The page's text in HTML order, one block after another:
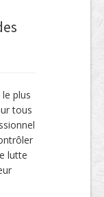
plus
tous
lutte